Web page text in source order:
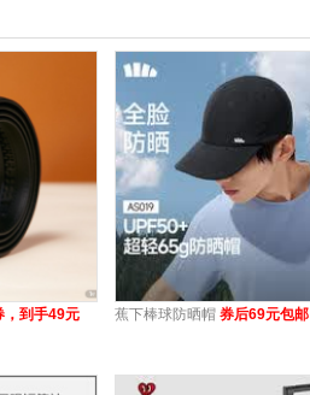
，到手49元 蕉下棒球防晒帽 券后69元包邮